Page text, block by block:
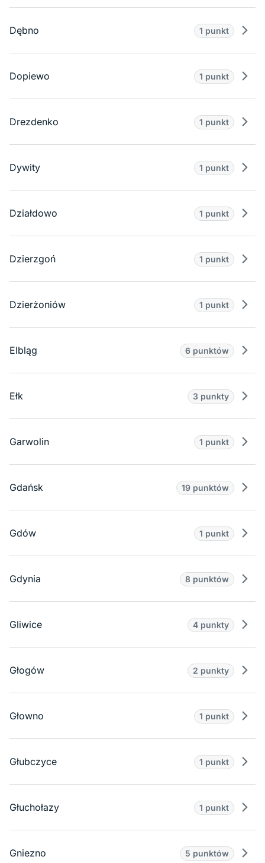
Dębno 1 punkt
Dopiewo 1 punkt
Drezdenko 1 punkt
Dywity 1 punkt
Działdowo 1 punkt
Dzierzgoń 1 punkt
Dzierżoniów 1 punkt
Elbląg 6 punktów
Ełk 3 punkty
Garwolin 1 punkt
Gdańsk 19 punktów
Gdów 1 punkt
Gdynia 8 punktów
Gliwice 4 punkty
Głogów 2 punkty
Głowno 1 punkt
Głubczyce 1 punkt
Głuchołazy 1 punkt
Gniezno 5 punktów